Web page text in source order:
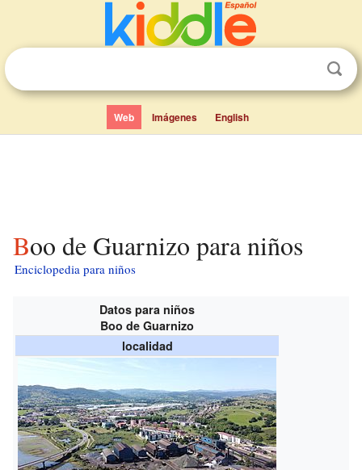
Web Imágenes English
Boo de Guarnizo para niños
Enciclopedia para niños
Datos para niños
Boo de Guarnizo
localidad